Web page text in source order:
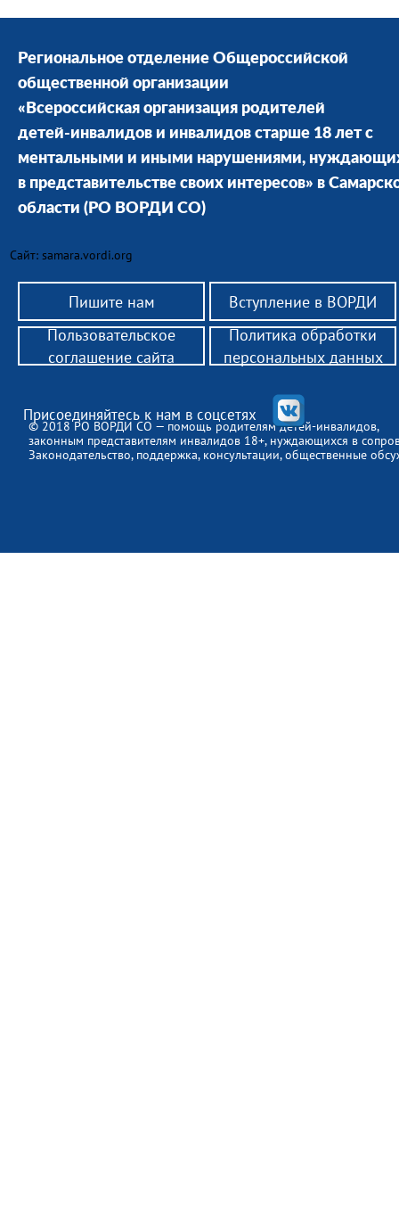
Региональное отделение Общероссийской
общественной организации
«Всероссийская организация родителей
детей-инвалидов и инвалидов старше 18 лет с
ментальными и иными нарушениями,
в представительстве своих интересов» в
области (РО ВОРДИ СО)
Сайт: samara.vordi.org
Пишите нам Вступление в ВОРДИ
© 2018 РО ВОРДИ СО — помощь родителям детей-инвалидов,
законным представителям инвалидов 18+, нуждающихся в
Законодательство, поддержка, консультации, общественные
Присоединяйтесь к нам в соцсетях
Пользовательское
соглашение сайта
Политика обработки
персональных данных